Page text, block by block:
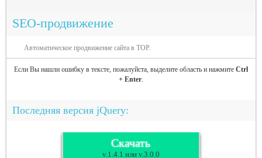
SEO-продвижение
Автоматическое продвижение сайта в TOP.
Если Вы нашли ошибку в тексте, пожалуйста, выделите область и нажмите Ctrl
+ Enter.
Последняя версия jQuery:
Скачать
v.1.4.1 или v.3.0.0